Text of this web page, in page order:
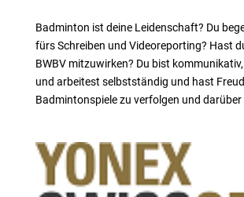
Badminton ist deine Leidenschaft? Du
fürs Schreiben und Videoreporting? Hast
BWBV mitzuwirken? Du bist
und arbeitest selbstständig und hast
Badmintonspiele zu verfolgen und